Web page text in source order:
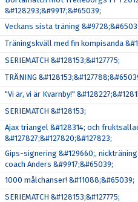
&#128293;&#9917;&#65039;
Veckans sista träning
Träningskväll med fin kompisanda
SERIEMATCH &#128153;&#127775;
TRÄNING
"Vi är, vi är Kvarnby!"
SERIEMATCH &#128153;
Ajax triangel &#128314; och
&#127827;&#127820;&#127823;
Gips-signering &#129660;,
coach Anders &#9917;&#65039;
1000 målchanser! &#11088;&#65039;
SERIEMATCH &#128153;&#127775;